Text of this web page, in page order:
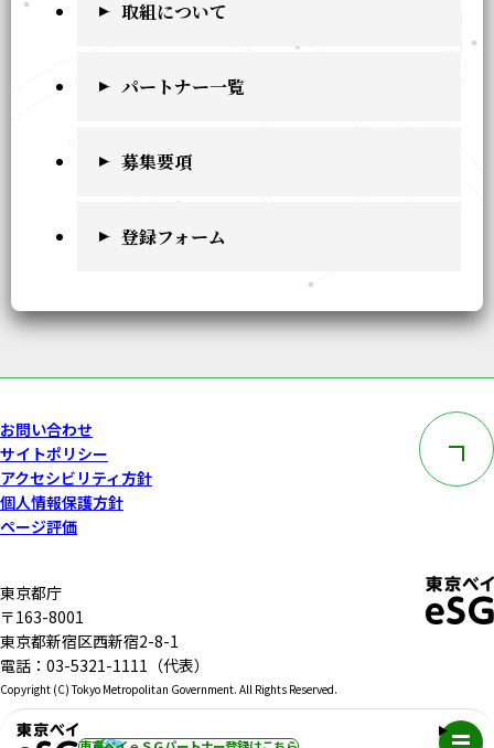
取組について
パートナー一覧
募集要項
登録フォーム
お問い合わせ
サイトポリシー
アクセシビリティ方針
個人情報保護方針
ページ評価
このペー
東京都庁
〒163-8001
東京都新宿区西新宿2-8-1
電話：03-5321-1111（代表）
Copyright (C) Tokyo Metropolitan Government. All Rights Reserved.